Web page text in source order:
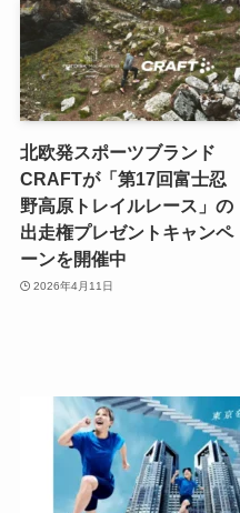
北欧発スポーツブランド
CRAFTが「第17回富士忍
野高原トレイルレース」の
出走権プレゼントキャンペ
ーンを開催中
2026年4月11日